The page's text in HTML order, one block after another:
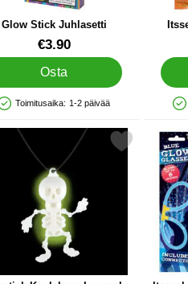
Glow Stick Juhlasetti
20366€3.90
Osta
Varastossa
Toimitusaika: 1-2 päivää
Merkitse glowstick Kaulakoru